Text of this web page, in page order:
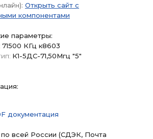
Открыть сайт с
компонентами
параметры:
71500 КГц к8603
К1-5ДС-71,50Мгц "5"
документация
всей России (СДЭК, Почта